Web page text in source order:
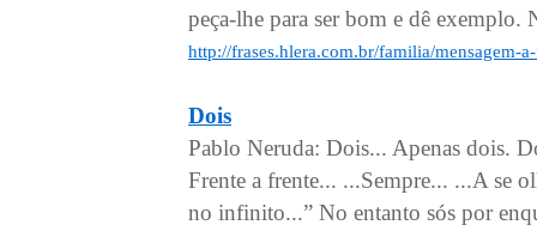
peça-lhe para ser bom e dê exemplo.
http://frases.hlera.com.br/familia/mensagem-
Dois
Pablo Neruda: Dois... Apenas dois.
Frente a frente... ...Sempre... ...A se
no infinito...” No entanto sós por